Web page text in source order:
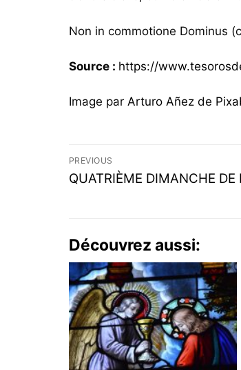
Non in commotione Dominus
Source : https://
Image par Arturo Añezde
PREVIOUS
QUATRIÈME DIMANCHE DE
Découvrez aussi: